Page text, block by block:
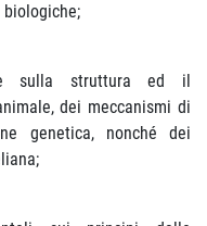
sulla struttura ed il
dei meccanismi di
genetica, nonché dei